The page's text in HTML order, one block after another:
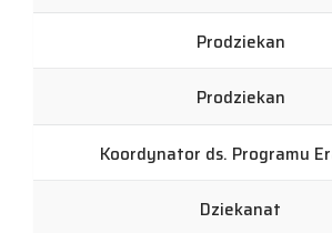
Prodziekan
Prodziekan
Koordynator ds. Programu
Dziekanat